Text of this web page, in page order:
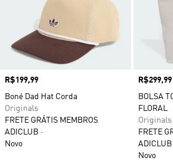
Preço
R$199,99
Boné Dad Hat Corda
Originals
FRETE GRÁTIS MEMBROS
ADICLUB
Novo
Preço
R$299,99
BOLSA
FLORAL
Originals
FRETE
ADICLUB
Novo